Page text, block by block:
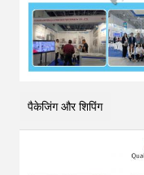
पैकेजिंग और शिपिंग